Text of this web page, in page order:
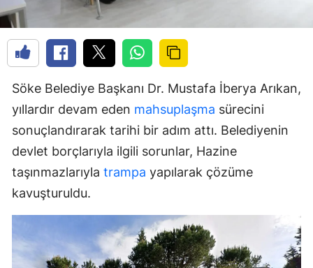
Söke Belediye Başkanı Dr. Mustafa İberya Arıkan,
yıllardır devam eden mahsuplaşma sürecini
sonuçlandırarak tarihi bir adım attı. Belediyenin
devlet borçlarıyla ilgili sorunlar, Hazine
taşınmazlarıyla trampa yapılarak çözüme
kavuşturuldu.